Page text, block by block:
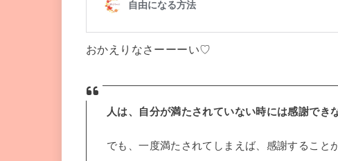
おかえりなさーーーい♡
人は、自分が満たされていない時には感謝でき
でも、一度満たされてしまえば、感謝すること